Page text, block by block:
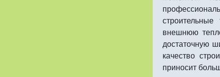
внешнюю
достаточную
качество
приносит